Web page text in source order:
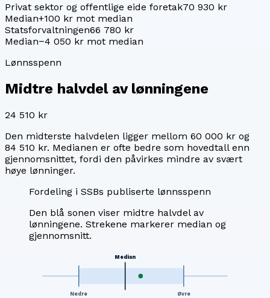
Privat sektor og offentlige eide foretak70 930 kr
Median+100 kr mot median
Statsforvaltningen66 780 kr
Median−4 050 kr mot median
Lønnsspenn
Midtre halvdel av lønningene
24 510 kr
Den midterste halvdelen ligger mellom 60 000 kr og
84 510 kr. Medianen er ofte bedre som hovedtall enn
gjennomsnittet, fordi den påvirkes mindre av svært
høye lønninger.
Fordeling i SSBs publiserte lønnsspenn
Den blå sonen viser midtre halvdel av
lønningene. Strekene markerer median og
gjennomsnitt.
Nedre
Median
Øvre